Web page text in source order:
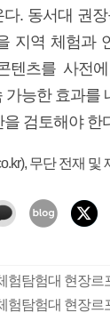
. 동서대 권
지역 체험과
텐츠를 사전
가능한 효과를
검토해야 한
무단 전재 및